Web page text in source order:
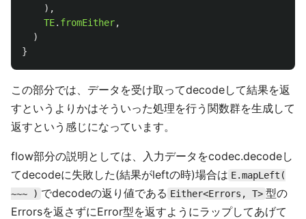
),
TE. fromEither,
)
}
この部分では、データを受け取ってdecodeして結果を返
すというよりかはそういった処理を行う関数群を生成して
返すという感じになっています。
flow部分の説明としては、入力データをcodec.decodeし
てdecodeに失敗した(結果がleftの時)場合は E.mapLeft(
~~~ ) でdecodeの返り値である Either<Errors, T> 型の
Errorsを返さずにError型を返すようにラップしてあげて